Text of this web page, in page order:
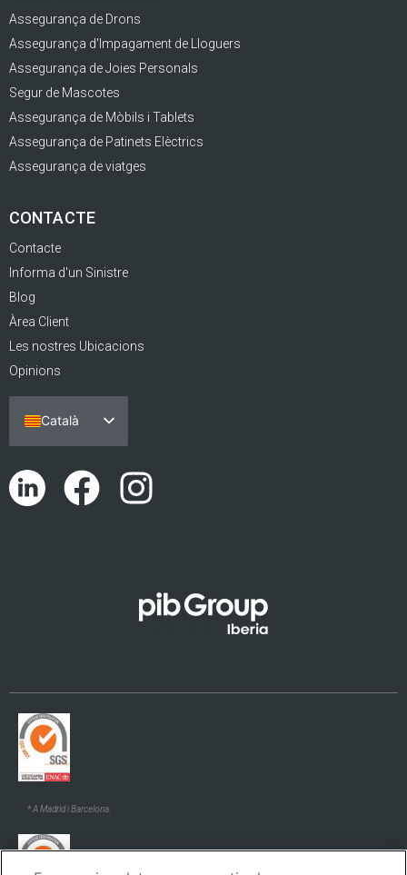
Assegurança de Drons
Assegurança d'Impagament de Lloguers
Assegurança de Joies Personals
Segur de Mascotes
Assegurança de Mòbils i Tablets
Assegurança de Patinets Elèctrics
Assegurança de viatges
CONTACTE
Contacte
Informa d'un Sinistre
Blog
Àrea Client
Les nostres Ubicacions
Opinions
Català
Español
Português
English (UK)
* A Madrid i Barcelona.